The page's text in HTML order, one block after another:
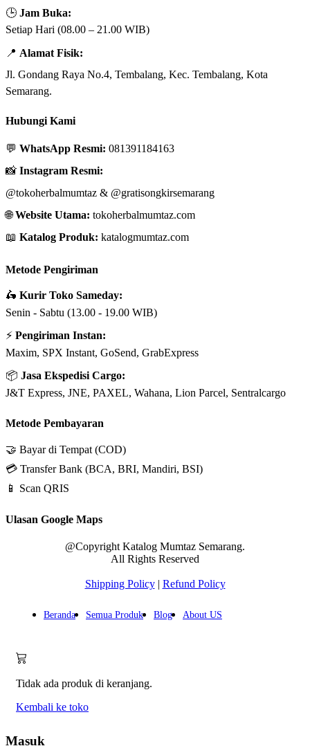
🕒 Jam Buka:
Setiap Hari (08.00 – 21.00 WIB)
📍 Alamat Fisik:
Jl. Gondang Raya No.4, Tembalang, Kec. Tembalang, Kota
Semarang.
Hubungi Kami
💬 WhatsApp Resmi: 081391184163
📸 Instagram Resmi:
@tokoherbalmumtaz & @gratisongkirsemarang
🌐Website Utama: tokoherbalmumtaz.com
📖 Katalog Produk: katalogmumtaz.com
Metode Pengiriman
🛵 Kurir Toko Sameday:
Senin - Sabtu (13.00 - 19.00 WIB)
⚡ Pengiriman Instan:
Maxim, SPX Instant, GoSend, GrabExpress
📦 Jasa Ekspedisi Cargo:
J&T Express, JNE, PAXEL, Wahana, Lion Parcel, Sentralcargo
Metode Pembayaran
🤝 Bayar di Tempat (COD)
💳 Transfer Bank (BCA, BRI, Mandiri, BSI)
📱 Scan QRIS
Ulasan Google Maps
@Copyright Katalog Mumtaz Semarang.
All Rights Reserved
Shipping Policy| Refund Policy
Beranda Semua Produk Blog About US
Tidak ada produk di keranjang.
Kembali ke toko
Masuk